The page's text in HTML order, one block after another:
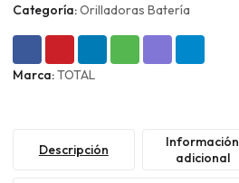
Categoría:Orilladoras Batería
Marca:TOTAL
Descripción
Información
adicional